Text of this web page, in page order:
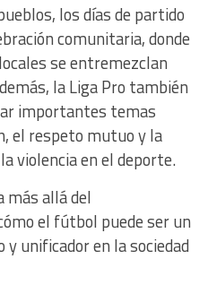
los días de partido
comunitaria, donde
se entremezclan
la Liga Pro también
importantes temas
el respeto mutuo y la
violencia en el deporte.
más allá del
el fútbol puede ser un
unificador en la sociedad